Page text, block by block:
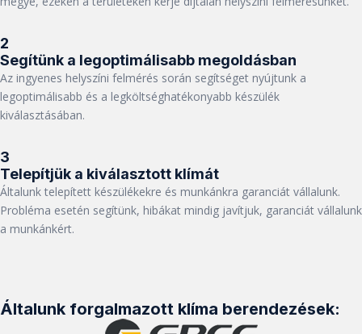
2
Segítünk a legoptimálisabb megoldásban
Az ingyenes helyszíni felmérés során segítséget nyújtunk a
legoptimálisabb és a legköltséghatékonyabb készülék
kiválasztásában.
3
Telepítjük a kiválasztott klímát
Általunk telepített készülékekre és munkánkra garanciát vállalunk.
Probléma esetén segítünk, hibákat mindig javítjuk, garanciát vállalunk
a munkánkért.
Általunk forgalmazott klíma berendezések: